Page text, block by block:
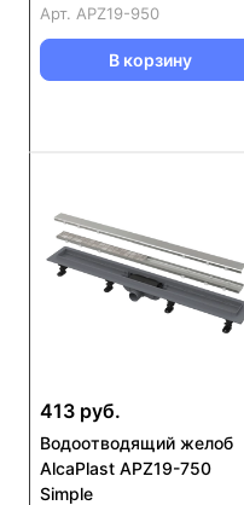
Арт. APZ19-950
В корзину
413 руб.
Водоотводящий желоб
AlcaPlast APZ19-750
Simple